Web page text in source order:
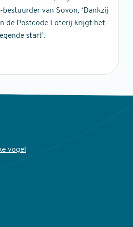
van Sovon, ‘Dankzij
de Postcode Loterij krijgt het
start’.
vogel